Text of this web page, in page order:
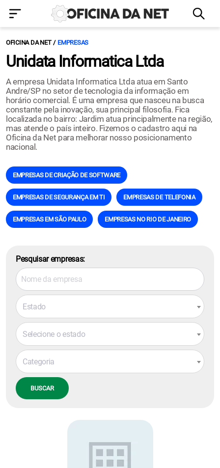
OFICINA DA NET EMPRESAS
Unidata Informatica Ltda
A empresa Unidata Informatica Ltda atua em Santo
Andre/SP no setor de tecnologia da informação em
horário comercial. É uma empresa que nasceu na busca
constante pela inovação, sua principal filosofia. Fica
localizada no bairro: Jardim atua principalmente na região,
mas atende o país inteiro. Fizemos o cadastro aqui na
Oficina da Net para melhorar nosso posicionamento
nacional.
EMPRESAS DE CRIAÇÃO DE SOFTWARE
EMPRESAS DE SEGURANÇA EM TI EMPRESAS DE TELEFONIA
EMPRESAS EM SÃO PAULO EMPRESAS NO RIO DE JANEIRO
Pesquisar empresas:
Estado
Selecione o estado
Categoria
BUSCAR